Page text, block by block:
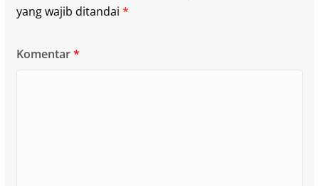
yang wajib ditandai *
Komentar*